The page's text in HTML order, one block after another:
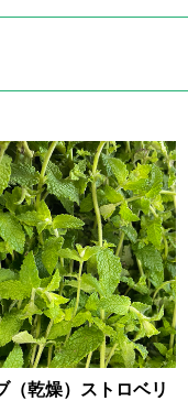
（乾燥）ストロベリ